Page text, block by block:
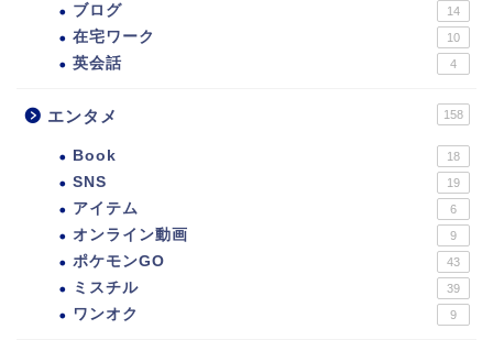
ブログ 14
在宅ワーク 10
英会話 4
エンタメ 158
Book 18
SNS 19
アイテム 6
オンライン動画 9
ポケモンGO 43
ミスチル 39
ワンオク 9